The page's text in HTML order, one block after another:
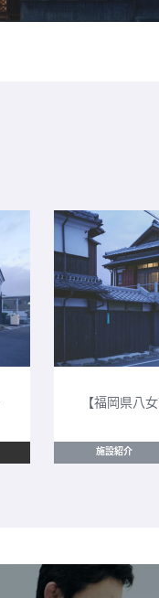
【福岡県八
施設紹介